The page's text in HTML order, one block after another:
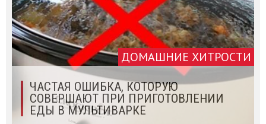
ДОМАШНИЕ ХИТРОСТИ
ЧАСТАЯ ОШИБКА, КОТОРУЮ
СОВЕРШАЮТ ПРИ ПРИГОТОВЛЕНИИ
ЕДЫ В МУЛЬТИВАРКЕ